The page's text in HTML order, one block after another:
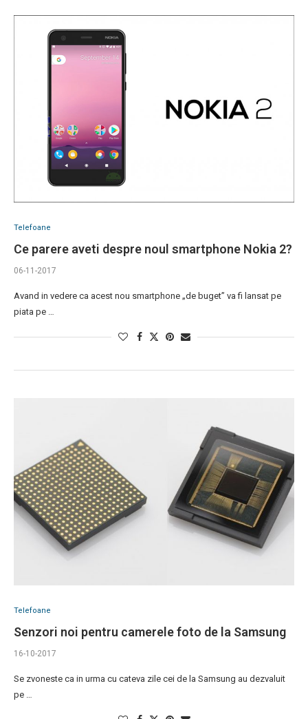
Telefoane
Ce parere aveti despre noul smartphone Nokia 2?
06-11-2017
Avand in vedere ca acest nou smartphone „de buget” va fi lansat pe
piata pe …
Telefoane
Senzori noi pentru camerele foto de la Samsung
16-10-2017
Se zvoneste ca in urma cu cateva zile cei de la Samsung au dezvaluit
pe …